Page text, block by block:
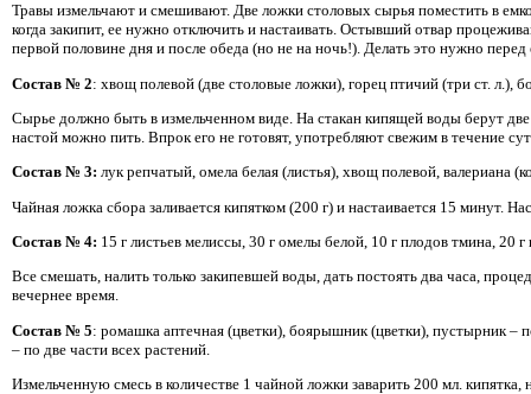
Травы измельчают и смешивают. Две ложки столовых сырья поместить в
когда закипит, ее нужно отключить и настаивать. Остывший отвар
первой половине дня и после обеда (но не на ночь!). Делать это нужно перед
Состав № 2: хвощ полевой (две столовые ложки), горец птичий (три ст. л.),
Сырье должно быть в измельченном виде. На стакан кипящей воды берут
настой можно пить. Впрок его не готовят, употребляют свежим в течение
Состав № 3: лук репчатый, омела белая (листья), хвощ полевой, валериана
Чайная ложка сбора заливается кипятком (200 г) и настаивается 15
Состав № 4: 15 г листьев мелиссы, 30 г омелы белой, 10 г плодов тмина, 20
Все смешать, налить только закипевшей воды, дать постоять два часа,
вечернее время.
Состав № 5: ромашка аптечная (цветки), боярышник (цветки), пустырник –
– по две части всех растений.
Измельченную смесь в количестве 1 чайной ложки заварить 200 мл.